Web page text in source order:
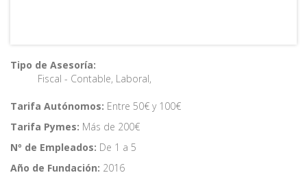
Tipo de Asesoría:
Fiscal - Contable, Laboral,
Tarifa Autónomos: Entre 50€ y 100€
Tarifa Pymes: Más de 200€
Nº de Empleados: De 1 a 5
Año de Fundación: 2016